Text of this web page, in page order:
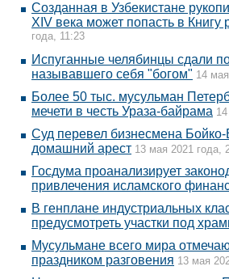
Созданная в Узбекистане
XIV века может попасть в Книгу
года, 11:23
Испуганные челябинцы сдали
называвшего себя "богом" 14
Более 50 тыс. мусульман
мечети в честь Ураза-байрама
Суд перевел бизнесмена
домашний арест 13 мая 2021 года,
Госдума проанализирует
привлечения исламского
В генплане индустриальных
предусмотреть участки под
Мусульмане всего мира
праздником разговения 13 мая